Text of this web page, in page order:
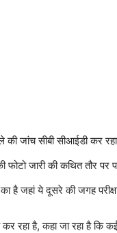
की जांच सीबी सीआईडी कर
जारी की कथ‍ित तौर पर
जहां ये दूसरे की जगह
कर रहा है, कहा जा रहा है